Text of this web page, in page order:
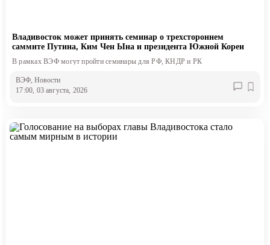
Владивосток может принять семинар о трехстороннем
саммите Путина, Ким Чен Ына и президента Южной Кореи
В рамках ВЭФ могут пройти семинары для РФ, КНДР и РК
ВЭФ, Новости
17:00, 03 августа, 2026